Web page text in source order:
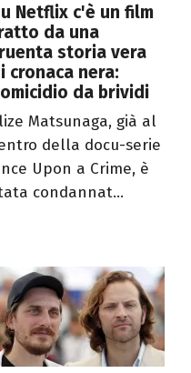
Netflix c'è un film
da una
storia vera
cronaca nera:
da brividi
Matsunaga, già al
della docu-serie
Upon a Crime, è
condannat...